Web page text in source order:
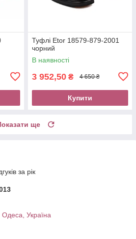
Туфлі Etor 18579-879-2001
чорний
В наявності
3 952,50 ₴ 4 650 ₴
Купити
ще
за рік
Україна